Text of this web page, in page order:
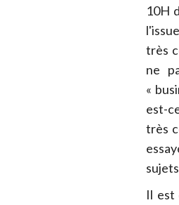
10H
très
ne
«
est-
très
Il est